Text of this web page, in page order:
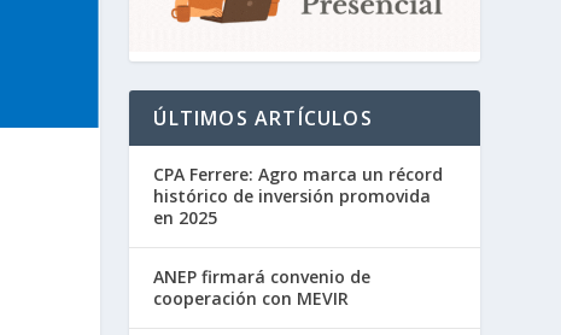
ÚLTIMOS ARTÍCULOS
CPA Ferrere: Agro marca un récord
histórico de inversión promovida
en 2025
ANEP firmará convenio de
cooperación con MEVIR